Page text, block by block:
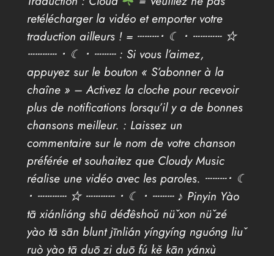
retélécharger la vidéo et emporter votre
traduction ailleurs ! = ┄┄┄･ ☾ ･ ┄┄┄┄ ☆
┄┄┄┄ ･ ☾ ･ ┄┄┄ : Si vous l’aimez,
appuyez sur le bouton « S’abonner à la
chaîne » – Activez la cloche pour recevoir
plus de notifications lorsqu’il y a de bonnes
chansons meilleur. : Laissez un
commentaire sur le nom de votre chanson
préférée et souhaitez que Cloudy Music
réalise une vidéo avec les paroles. ┄┄┄･ ☾
･ ┄┄┄┄ ☆ ┄┄┄┄ ･ ☾ ･ ┄┄┄ ♪ Pinyin Yào
tā xiánliáng shū déđêshǒu nǚ xon nǚ zé
yào tā sān blunt jīnlián yíngyíng nguóng liǔ
ruò yào tā duō zi duō fú kě kān yánxù